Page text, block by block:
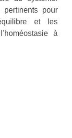
pour
et les
à